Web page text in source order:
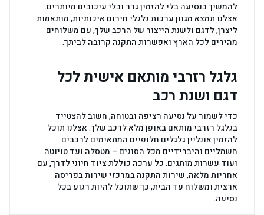
להמשיך בנסיעה בלי להזמין גרר ובלי עיכובים מיותרים.
אצלנו תמצא מגוון ערכות גלגלי חירום איכותיות, מותאמות
ליצרן, לדגם ולשנת הייצור של הרכב שלך, עם משלוחים
מהירים לכל הארץ ואפשרות התקנה קרובה לביתך.
גלגל רזרבי מותאם אישית לכל
דגם ושנת רכב
כדי לשמור על נסיעה רציפה ובטוחה, חשוב להצטייד
בגלגל רזרבי מותאם באופן מלא לרכב שלך. אצלנו תוכל
להזמין אונליין גלגלים חלופיים המתאימים לרכבים
חשמליים והיברידיים מכל הסוגים – מטסלה ועד טויוטה
ועוד עשרות מותגים. כל ערכה כוללת ציוד חיוני לדרך, עם
אחריות מלאה, שירות התקנה במרכזי שירות בפריסה
ארצית ומשלוח עד הבית, כך שתוכל להיות רגוע בכל
נסיעה.